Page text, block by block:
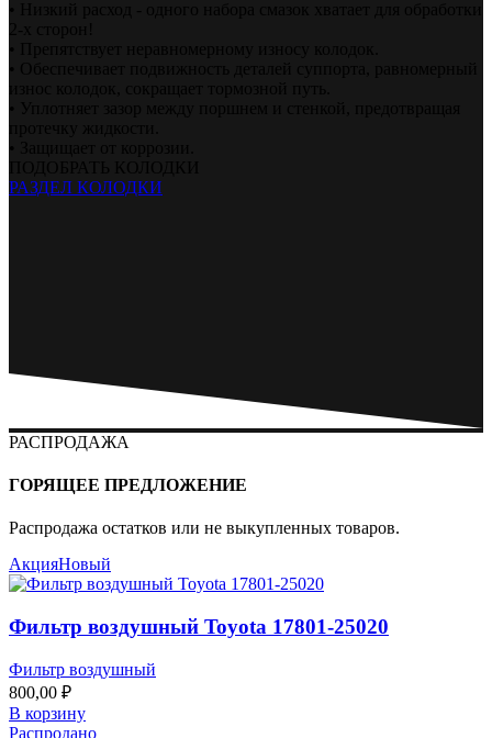
РАЗДЕЛ КОЛОДКИ
РАСПРОДАЖА
ГОРЯЩЕЕ ПРЕДЛОЖЕНИЕ
Распродажа остатков или не выкупленных товаров.
АкцияНовый
Фильтр воздушный Toyota 17801-25020
Фильтр воздушный
800,00 ₽
В корзину
Распродано